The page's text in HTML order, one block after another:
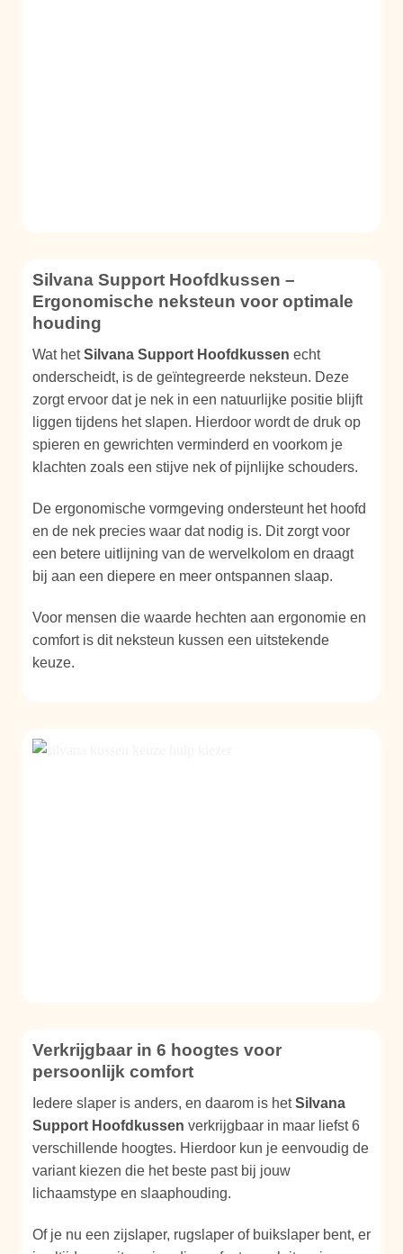
Silvana Support Hoofdkussen –
Ergonomische neksteun voor optimale
houding
Wat hetSilvana Support Hoofdkussen echt
onderscheidt, is de geïntegreerde neksteun. Deze
zorgt ervoor dat je nek in een natuurlijke positie blijft
liggen tijdens het slapen. Hierdoor wordt de druk op
spieren en gewrichten verminderd en voorkom je
klachten zoals een stijve nek of pijnlijke schouders.
De ergonomische vormgeving ondersteunt het hoofd
en de nek precies waar dat nodig is. Dit zorgt voor
een betere uitlijning van de wervelkolom en draagt
bij aan een diepere en meer ontspannen slaap.
Voor mensen die waarde hechten aan ergonomie en
comfort is dit neksteun kussen een uitstekende
keuze.
Verkrijgbaar in 6 hoogtes voor
persoonlijk comfort
Iedere slaper is anders, en daarom is hetSilvana
Support Hoofdkussen verkrijgbaar in maar liefst 6
verschillende hoogtes. Hierdoor kun je eenvoudig de
variant kiezen die het beste past bij jouw
lichaamstype en slaaphouding.
Of je nu een zijslaper, rugslaper of buikslaper bent, er